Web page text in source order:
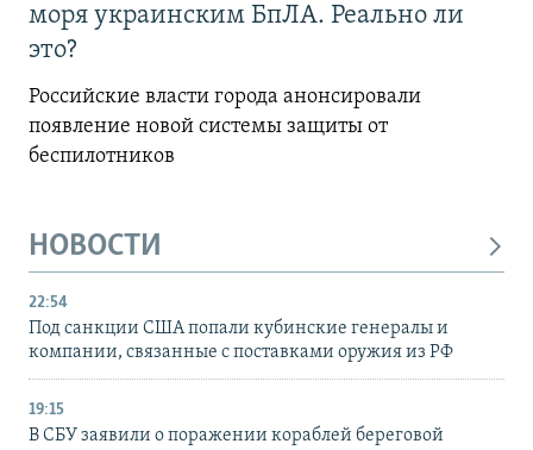
моря украинским БпЛА. Реально ли
это?
Российские власти города анонсировали
появление новой системы защиты от
беспилотников
НОВОСТИ
22:54
Под санкции США попали кубинские генералы и
компании, связанные с поставками оружия из РФ
19:15
В СБУ заявили о поражении кораблей береговой